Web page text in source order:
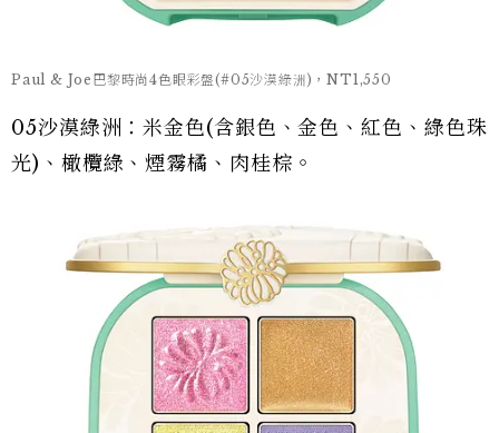
Paul & Joe巴黎時尚4色眼彩盤(#05沙漠綠洲)，NT1,550
05沙漠綠洲：米金色(含銀色、金色、紅色、綠色珠
光)、橄欖綠、煙霧橘、肉桂棕。